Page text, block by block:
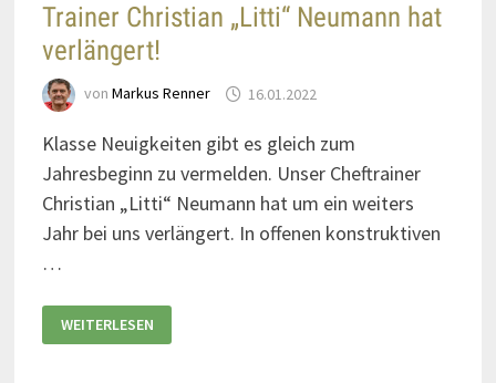
Trainer Christian „Litti“ Neumann hat
verlängert!
von Markus Renner 16.01.2022
Klasse Neuigkeiten gibt es gleich zum
Jahresbeginn zu vermelden. Unser Cheftrainer
Christian „Litti“ Neumann hat um ein weiters
Jahr bei uns verlängert. In offenen konstruktiven
…
WEITERLESEN